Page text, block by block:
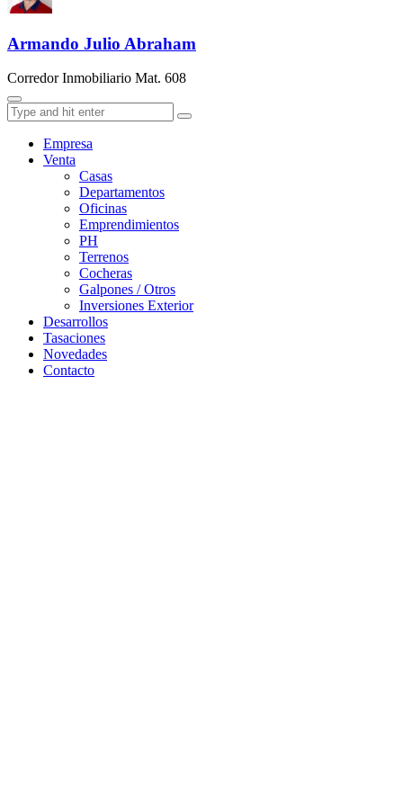
Armando Julio Abraham
Corredor Inmobiliario Mat. 608
Empresa
Venta
Casas
Departamentos
Oficinas
Emprendimientos
PH
Terrenos
Cocheras
Galpones / Otros
Inversiones Exterior
Desarrollos
Tasaciones
Novedades
Contacto